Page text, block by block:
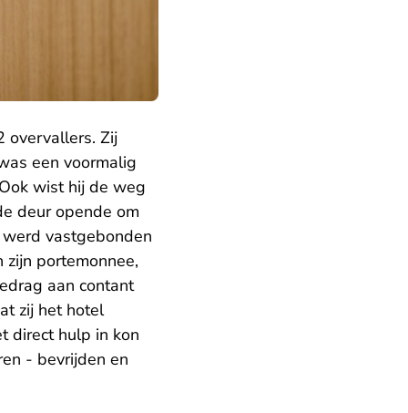
overvallers. Zij
een voormalig
wist hij de weg
deur opende om
vastgebonden
portemonnee,
aan contant
zij het hotel
direct hulp in kon
- bevrijden en